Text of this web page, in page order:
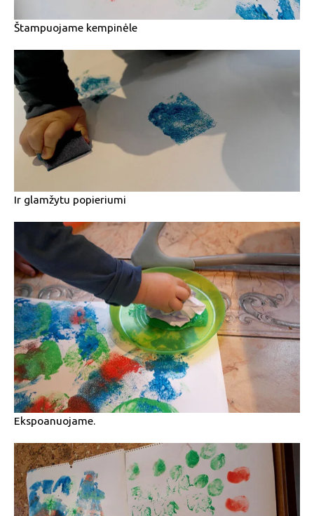
Štampuojame kempinėle
Ir glamžytu popieriumi
Ekspoanuojame.